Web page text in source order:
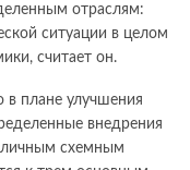
отраслям:
ситуации в целом
считает он.
в плане улучшения
внедрения
схемным